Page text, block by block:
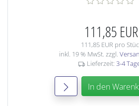
111,85 EUR
111,85 EUR pro
inkl. 19 % MwSt. zzgl.
Lieferzeit: 3-4
In den